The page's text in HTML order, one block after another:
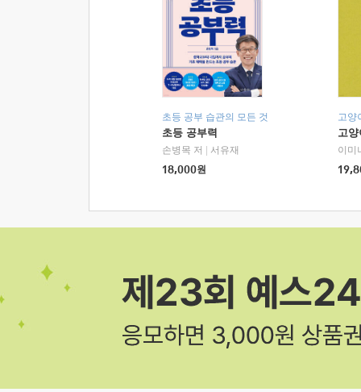
초등 공부 습관의 모든 것
초등 공부력
손병목 저
서유재
18,000원
고양
고
이미